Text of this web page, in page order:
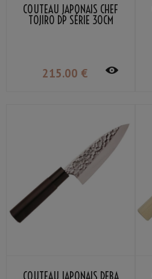
COUTEAU JAPONAIS CHEF
TOJIRO DP SÉRIE 30CM
215.00 €